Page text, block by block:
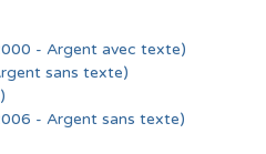
- Argent avec texte)
sans texte)
- Argent sans texte)